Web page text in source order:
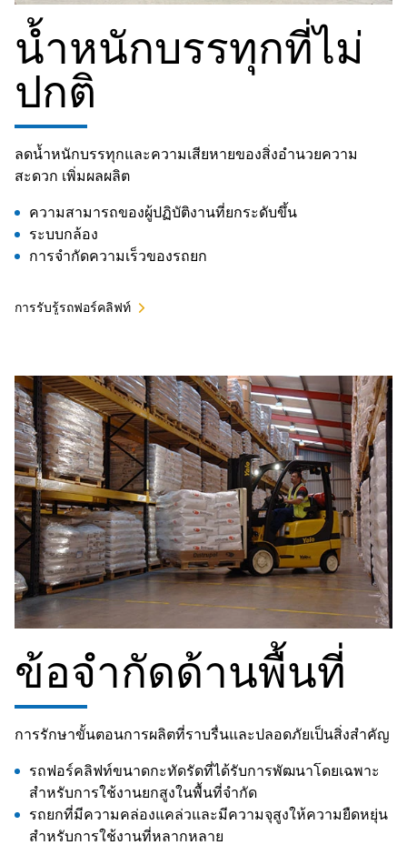
น้ำหนักบรรทุกที่ไม่
ปกติ
ลดน้ำหนักบรรทุกและความเสียหายของสิ่งอำนวยความ
สะดวก เพิ่มผลผลิต
ความสามารถของผู้ปฏิบัติงานที่ยกระดับขึ้น
ระบบกล้อง
การจำกัดความเร็วของรถยก
การรับรู้รถฟอร์คลิฟท์
ข้อจำกัดด้านพื้นที่
การรักษาขั้นตอนการผลิตที่ราบรื่นและปลอดภัยเป็นสิ่งสำคัญ
รถฟอร์คลิฟท์ขนาดกะทัดรัดที่ได้รับการพัฒนาโดยเฉพาะ
สำหรับการใช้งานยกสูงในพื้นที่จำกัด
รถยกที่มีความคล่องแคล่วและมีความจุสูงให้ความยืดหยุ่น
สำหรับการใช้งานที่หลากหลาย